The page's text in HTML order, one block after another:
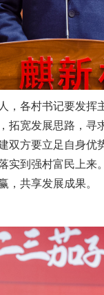
，各村书记要发
拓宽发展思路，
双方要立足自身
实到强村富民上
，共享发展成果。